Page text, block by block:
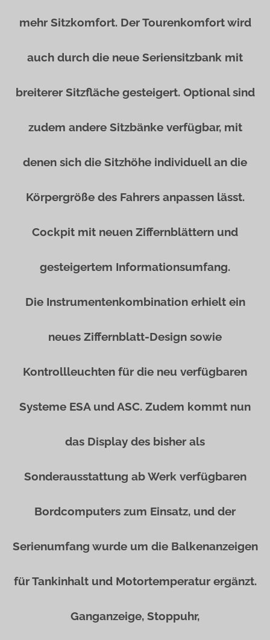
mehr Sitzkomfort. Der Tourenkomfort wird
auch durch die neue Seriensitzbank mit
breiterer Sitzfläche gesteigert. Optional sind
zudem andere Sitzbänke verfügbar, mit
denen sich die Sitzhöhe individuell an die
Körpergröße des Fahrers anpassen lässt.
Cockpit mit neuen Ziffernblättern und
gesteigertem Informationsumfang.
Die Instrumentenkombination erhielt ein
neues Ziffernblatt-Design sowie
Kontrollleuchten für die neu verfügbaren
Systeme ESA und ASC. Zudem kommt nun
das Display des bisher als
Sonderausstattung ab Werk verfügbaren
Bordcomputers zum Einsatz, und der
Serienumfang wurde um die Balkenanzeigen
für Tankinhalt und Motortemperatur ergänzt.
Ganganzeige, Stoppuhr,